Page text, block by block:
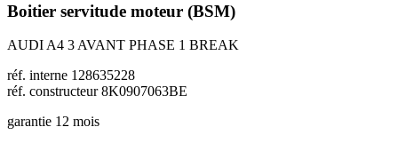
Boitier servitude moteur (BSM)
AUDI A4 3 AVANT PHASE 1 BREAK
réf. interne 128635228
réf. constructeur 8K0907063BE
garantie 12 mois